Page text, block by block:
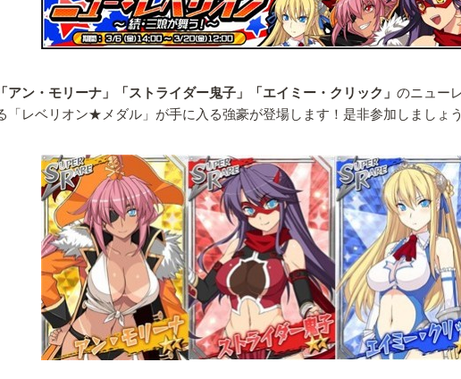
「アン・モリーナ」「ストライダー鬼子」「エイミー・クリック」 のニュー
レベリオン★メダル」が手に入る強豪が登場します！是非参加しましょう